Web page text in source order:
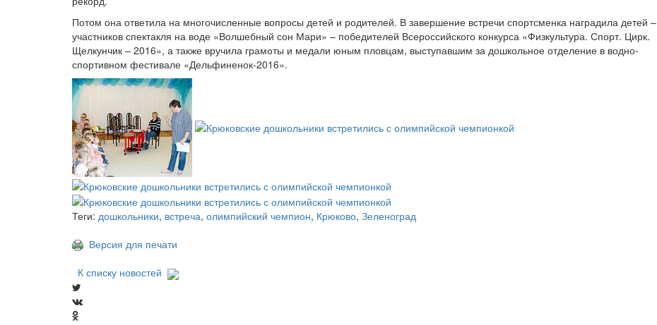
Потом она ответила на многочисленные вопросы детей и родителей. В завершение встречи спортсменка наградила детей –
участников спектакля на воде «Волшебный сон Мари» – победителей Всероссийского конкурса «Физкультура. Спорт. Цирк.
Щелкунчик – 2016», а также вручила грамоты и медали юным пловцам, выступавшим за дошкольное отделение в водно-
спортивном фестивале «Дельфиненок-2016».
Теги: дошкольники, встреча, олимпийский чемпион, Крюково, Зеленоград
Версия для печати
К списку новостей